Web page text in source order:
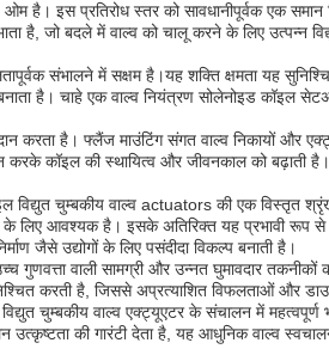
है। इस प्रतिरोध स्तर को सावधानीपूर्वक एक
है, जो बदले में वाल्व को चालू करने के लिए
संभालने में सक्षम है।यह शक्ति क्षमता यह
है। चाहे एक वाल्व नियंत्रण सोलेनोइड कॉइल
करता है। फ्लैंज माउंटिंग संगत वाल्व निकायों
करके कॉइल की स्थायित्व और जीवनकाल को
विद्युत चुम्बकीय वाल्व actuators की एक
लिए आवश्यक है। इसके अतिरिक्त यह प्रभावी रूप
जैसे उद्योगों के लिए पसंदीदा विकल्प बनाती है।
वाली सामग्री और उन्नत घुमावदार
करती है, जिससे अप्रत्याशित विफलताओं और
चुम्बकीय वाल्व एक्ट्यूएटर के संचालन में
की गारंटी देता है, यह आधुनिक वाल्व